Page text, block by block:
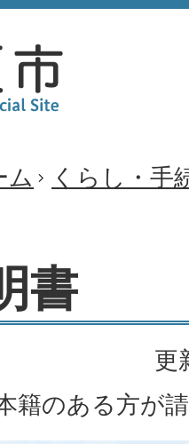
ム くらし・手
書
更
籍のある方が